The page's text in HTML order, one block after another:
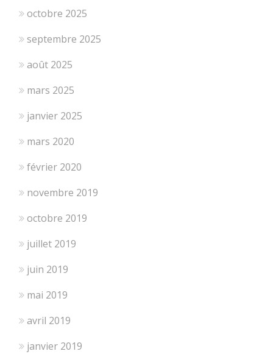
octobre 2025
septembre 2025
août 2025
mars 2025
janvier 2025
mars 2020
février 2020
novembre 2019
octobre 2019
juillet 2019
juin 2019
mai 2019
avril 2019
janvier 2019